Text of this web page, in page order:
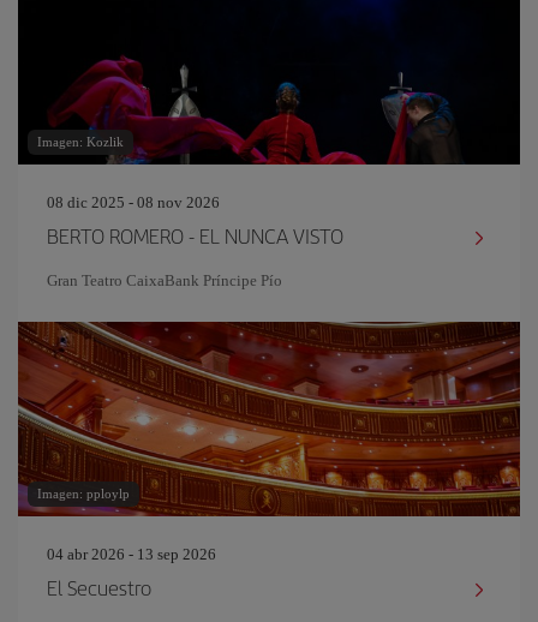
Imagen: Kozlik
08 dic 2025 - 08 nov 2026
BERTO ROMERO - EL NUNCA VISTO
Gran Teatro CaixaBank Príncipe Pío
Imagen: pploylp
04 abr 2026 - 13 sep 2026
El Secuestro